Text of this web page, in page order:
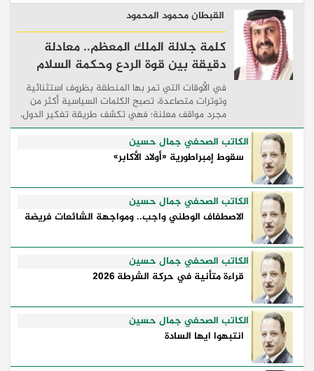
القبطان محمود المحمود
كلمة جلالة الملك المعظم.. معادلة
دقيقة بين قوة الردع وحكمة السلام
في الأوقات التي تمر بها المنطقة بظروف استثنائية
وتوترات متصاعدة، تصبح الكلمات السياسية أكثر من
مجرد مواقف معلنة؛ فهي تكشف طريقة تفكير الدول،
وكيفية إدارتها للأزمات، والحدود التي تفصل بين القوة
...
الكاتب الصحفي جمال حسين
سقوط إمبراطورية «أولاد الأكابر»
الكاتب الصحفي جمال حسين
الاصطفاف الوطني واجب.. ومواجهة الشائعات فريضة
الكاتب الصحفي جمال حسين
قراءة متأنية في حركة الشرطة 2026
الكاتب الصحفي جمال حسين
انتبهوا ايها السادة